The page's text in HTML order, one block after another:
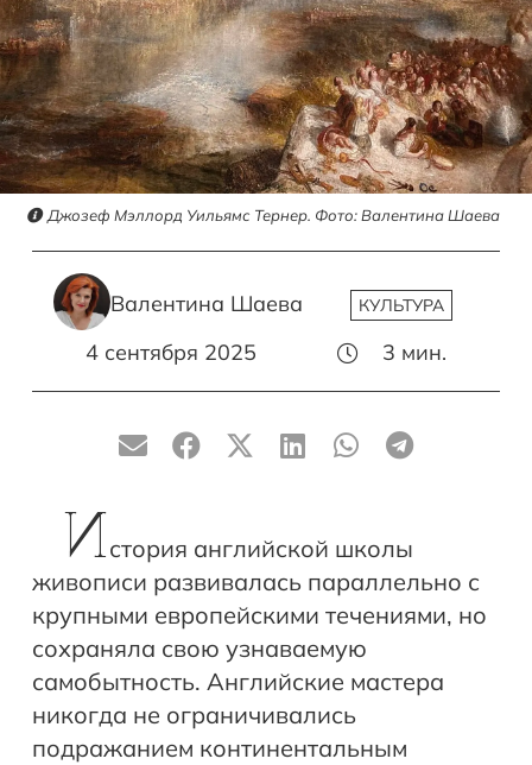
Джозеф Мэллорд Уильямс Тернер. Фото: Валентина Шаева
Валентина Шаева КУЛЬТУРА
4 сентября 2025 3 мин.
История английской школы
живописи развивалась параллельно с
крупными европейскими течениями, но
сохраняла свою узнаваемую
самобытность. Английские мастера
никогда не ограничивались
подражанием континентальным